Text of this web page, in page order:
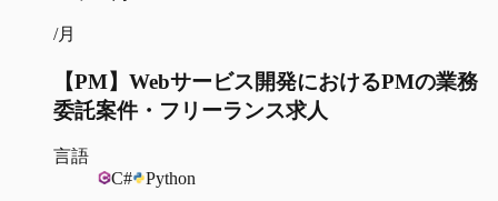
/月
【PM】Webサービス開発におけるPMの業務
委託案件・フリーランス求人
言語
C#
Python